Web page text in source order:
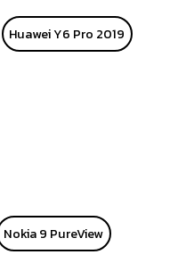
Huawei Y6 Pro 2019
Nokia 9 PureView